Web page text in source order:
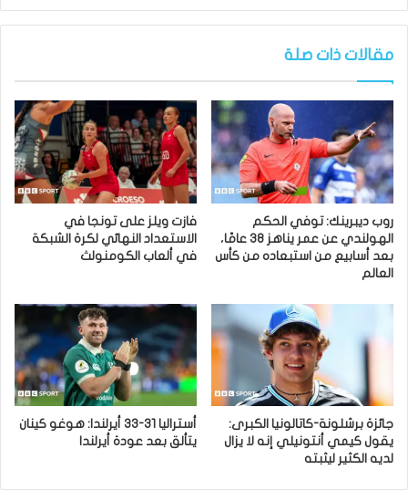
مقالات ذات صلة
روب ديبرينك: توفي الحكم
الهولندي عن عمر يناهز 38 عامًا،
بعد أسابيع من استبعاده من كأس
العالم
فازت ويلز على تونجا في
الاستعداد النهائي لكرة الشبكة
في ألعاب الكومنولث
جائزة برشلونة-كاتالونيا الكبرى:
يقول كيمي أنتونيلي إنه لا يزال
لديه الكثير ليثبته
أستراليا 31-33 أيرلندا: هوغو كينان
يتألق بعد عودة أيرلندا